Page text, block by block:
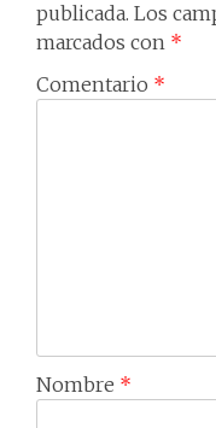
publicada. Los
marcados con *
Comentario *
Nombre *